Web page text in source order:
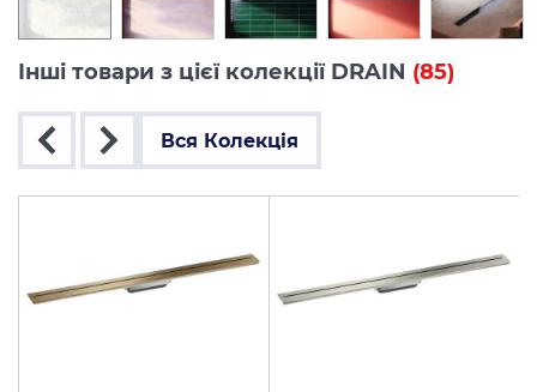
Інші товари з цієї колекції DRAIN (85)
Вся Колекція